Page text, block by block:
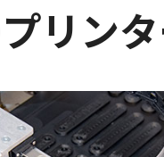
リン